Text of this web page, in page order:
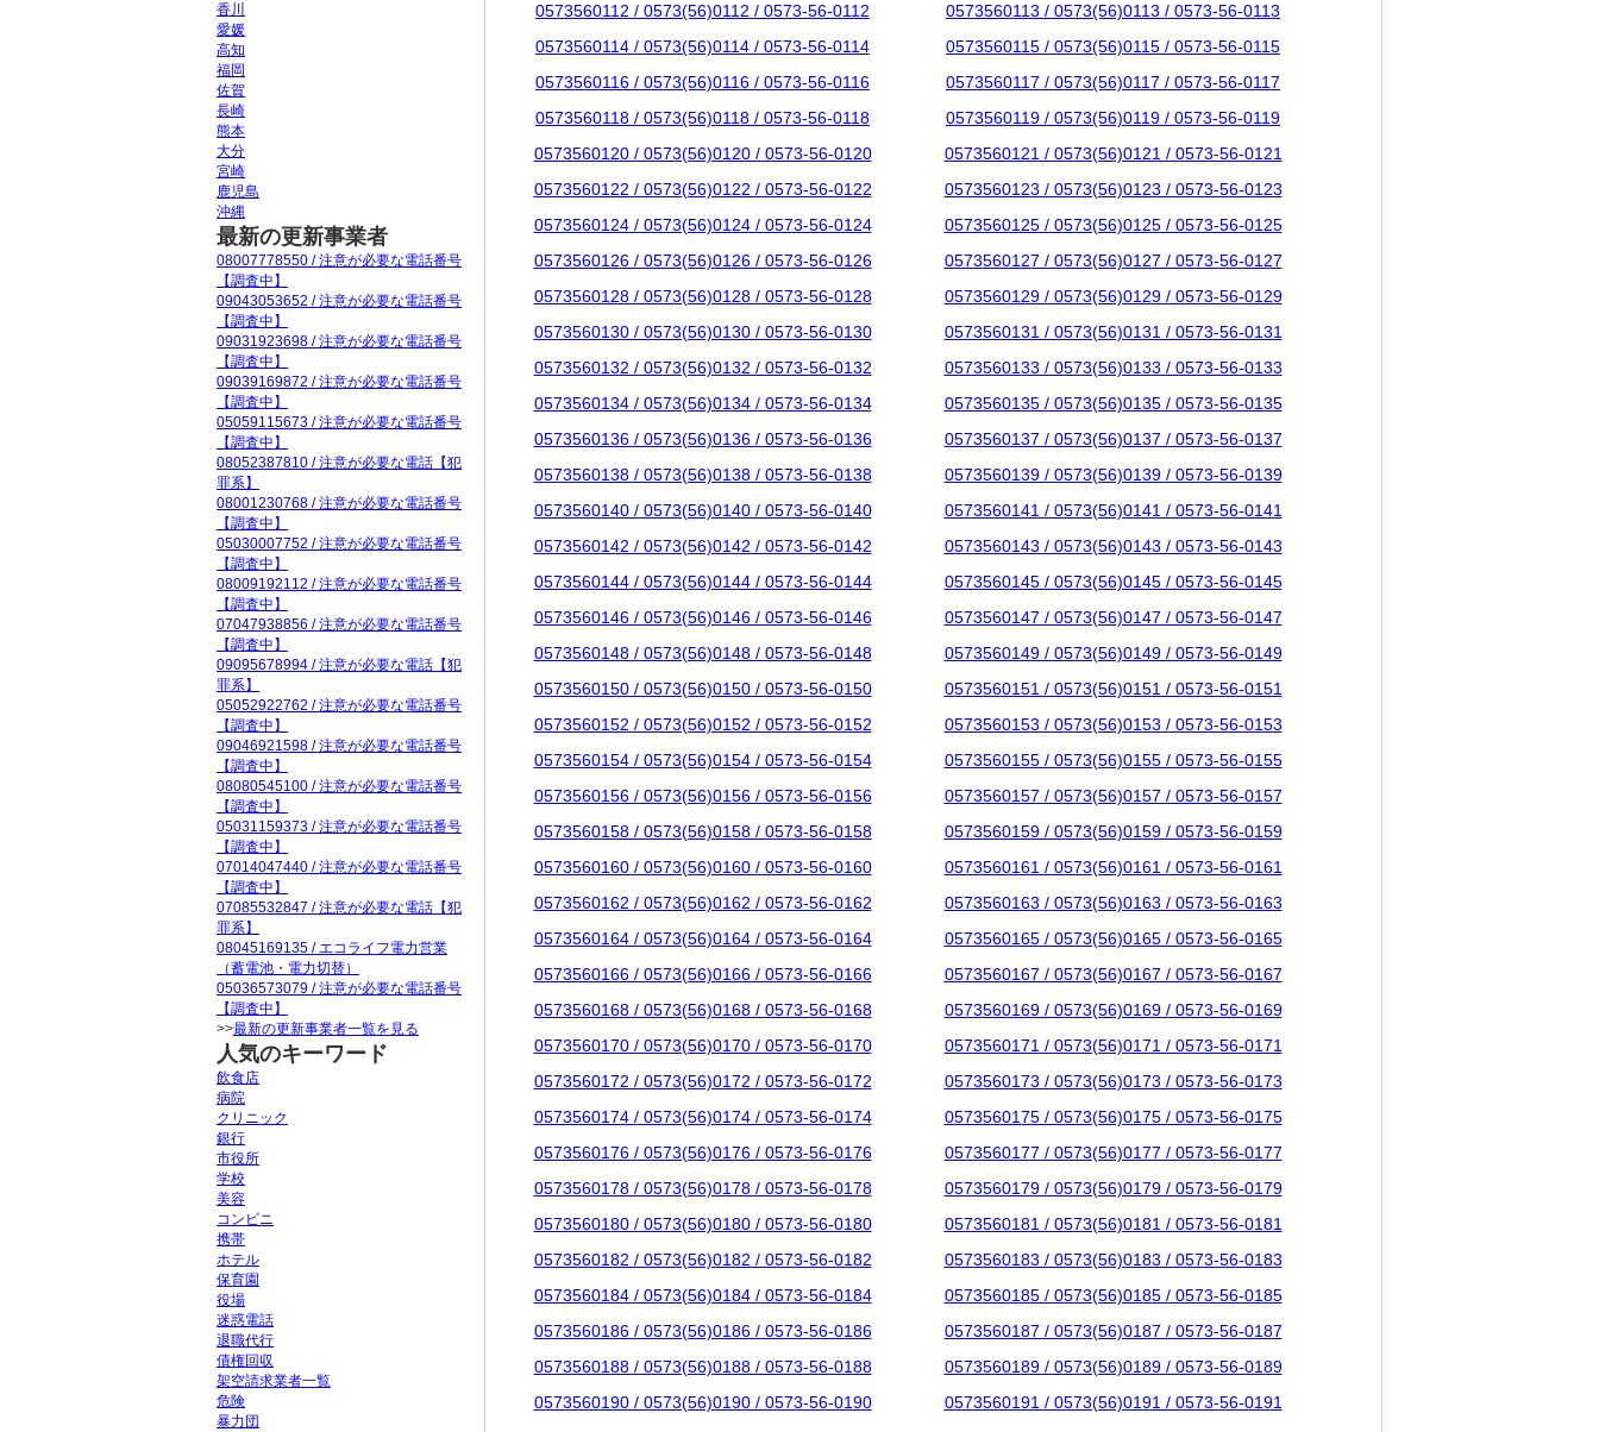
0573560112 / 0573(56)0112 / 0573-56-0112
0573560113 / 0573(56)0113 / 0573-56-0113
0573560114 / 0573(56)0114 / 0573-56-0114
0573560115 / 0573(56)0115 / 0573-56-0115
0573560116 / 0573(56)0116 / 0573-56-0116
0573560117 / 0573(56)0117 / 0573-56-0117
0573560118 / 0573(56)0118 / 0573-56-0118
0573560119 / 0573(56)0119 / 0573-56-0119
0573560120 / 0573(56)0120 / 0573-56-0120
0573560121 / 0573(56)0121 / 0573-56-0121
0573560122 / 0573(56)0122 / 0573-56-0122
0573560123 / 0573(56)0123 / 0573-56-0123
0573560124 / 0573(56)0124 / 0573-56-0124
0573560125 / 0573(56)0125 / 0573-56-0125
0573560126 / 0573(56)0126 / 0573-56-0126
0573560127 / 0573(56)0127 / 0573-56-0127
0573560128 / 0573(56)0128 / 0573-56-0128
0573560129 / 0573(56)0129 / 0573-56-0129
0573560130 / 0573(56)0130 / 0573-56-0130
0573560131 / 0573(56)0131 / 0573-56-0131
0573560132 / 0573(56)0132 / 0573-56-0132
0573560133 / 0573(56)0133 / 0573-56-0133
0573560134 / 0573(56)0134 / 0573-56-0134
0573560135 / 0573(56)0135 / 0573-56-0135
0573560136 / 0573(56)0136 / 0573-56-0136
0573560137 / 0573(56)0137 / 0573-56-0137
0573560138 / 0573(56)0138 / 0573-56-0138
0573560139 / 0573(56)0139 / 0573-56-0139
0573560140 / 0573(56)0140 / 0573-56-0140
0573560141 / 0573(56)0141 / 0573-56-0141
0573560142 / 0573(56)0142 / 0573-56-0142
0573560143 / 0573(56)0143 / 0573-56-0143
0573560144 / 0573(56)0144 / 0573-56-0144
0573560145 / 0573(56)0145 / 0573-56-0145
0573560146 / 0573(56)0146 / 0573-56-0146
0573560147 / 0573(56)0147 / 0573-56-0147
0573560148 / 0573(56)0148 / 0573-56-0148
0573560149 / 0573(56)0149 / 0573-56-0149
0573560150 / 0573(56)0150 / 0573-56-0150
0573560151 / 0573(56)0151 / 0573-56-0151
0573560152 / 0573(56)0152 / 0573-56-0152
0573560153 / 0573(56)0153 / 0573-56-0153
0573560154 / 0573(56)0154 / 0573-56-0154
0573560155 / 0573(56)0155 / 0573-56-0155
0573560156 / 0573(56)0156 / 0573-56-0156
0573560157 / 0573(56)0157 / 0573-56-0157
0573560158 / 0573(56)0158 / 0573-56-0158
0573560159 / 0573(56)0159 / 0573-56-0159
0573560160 / 0573(56)0160 / 0573-56-0160
0573560161 / 0573(56)0161 / 0573-56-0161
0573560162 / 0573(56)0162 / 0573-56-0162
0573560163 / 0573(56)0163 / 0573-56-0163
0573560164 / 0573(56)0164 / 0573-56-0164
0573560165 / 0573(56)0165 / 0573-56-0165
0573560166 / 0573(56)0166 / 0573-56-0166
0573560167 / 0573(56)0167 / 0573-56-0167
0573560168 / 0573(56)0168 / 0573-56-0168
0573560169 / 0573(56)0169 / 0573-56-0169
0573560170 / 0573(56)0170 / 0573-56-0170
0573560171 / 0573(56)0171 / 0573-56-0171
0573560172 / 0573(56)0172 / 0573-56-0172
0573560173 / 0573(56)0173 / 0573-56-0173
0573560174 / 0573(56)0174 / 0573-56-0174
0573560175 / 0573(56)0175 / 0573-56-0175
0573560176 / 0573(56)0176 / 0573-56-0176
0573560177 / 0573(56)0177 / 0573-56-0177
0573560178 / 0573(56)0178 / 0573-56-0178
0573560179 / 0573(56)0179 / 0573-56-0179
0573560180 / 0573(56)0180 / 0573-56-0180
0573560181 / 0573(56)0181 / 0573-56-0181
0573560182 / 0573(56)0182 / 0573-56-0182
0573560183 / 0573(56)0183 / 0573-56-0183
0573560184 / 0573(56)0184 / 0573-56-0184
0573560185 / 0573(56)0185 / 0573-56-0185
0573560186 / 0573(56)0186 / 0573-56-0186
0573560187 / 0573(56)0187 / 0573-56-0187
0573560188 / 0573(56)0188 / 0573-56-0188
0573560189 / 0573(56)0189 / 0573-56-0189
0573560190 / 0573(56)0190 / 0573-56-0190
0573560191 / 0573(56)0191 / 0573-56-0191
香川
愛媛
高知
福岡
佐賀
長崎
熊本
大分
宮崎
鹿児島
沖縄
最新の更新事業者
08007778550 / 注意が必要な電話番号
【調査中】
09043053652 / 注意が必要な電話番号
【調査中】
09031923698 / 注意が必要な電話番号
【調査中】
09039169872 / 注意が必要な電話番号
【調査中】
05059115673 / 注意が必要な電話番号
【調査中】
08052387810 / 注意が必要な電話【犯
罪系】
08001230768 / 注意が必要な電話番号
【調査中】
05030007752 / 注意が必要な電話番号
【調査中】
08009192112 / 注意が必要な電話番号
【調査中】
07047938856 / 注意が必要な電話番号
【調査中】
09095678994 / 注意が必要な電話【犯
罪系】
05052922762 / 注意が必要な電話番号
【調査中】
09046921598 / 注意が必要な電話番号
【調査中】
08080545100 / 注意が必要な電話番号
【調査中】
05031159373 / 注意が必要な電話番号
【調査中】
07014047440 / 注意が必要な電話番号
【調査中】
07085532847 / 注意が必要な電話【犯
罪系】
08045169135 / エコライフ電力営業
（蓄電池・電力切替）
05036573079 / 注意が必要な電話番号
【調査中】
>>最新の更新事業者一覧を見る
人気のキーワード
飲食店
病院
クリニック
銀行
市役所
学校
美容
コンビニ
携帯
ホテル
保育園
役場
迷惑電話
退職代行
債権回収
架空請求業者一覧
危険
暴力団